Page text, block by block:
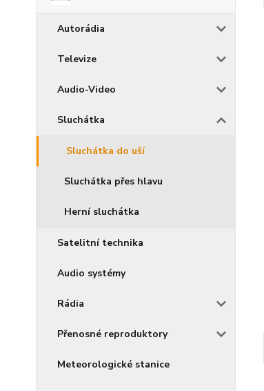
Autorádia
Televize
Audio-Video
Sluchátka
Sluchátka do uší
Sluchátka přes hlavu
Herní sluchátka
Satelitní technika
Audio systémy
Rádia
Přenosné reproduktory
Meteorologické stanice